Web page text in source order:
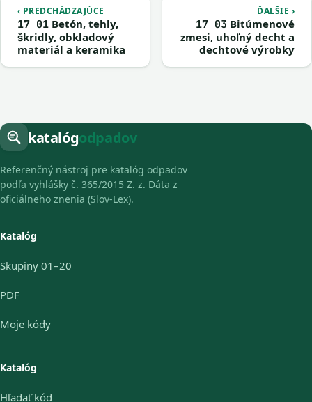
‹ PREDCHÁDZAJÚCE
17 01 Betón, tehly,
škridly, obkladový
materiál a keramika
ĎALŠIE ›
17 03 Bitúmenové
zmesi, uhoľný decht a
dechtové výrobky
katalógodpadov
Referenčný nástroj pre katalóg odpadov
podľa vyhlášky č. 365/2015 Z. z. Dáta z
oficiálneho znenia (Slov-Lex).
Katalóg
Skupiny 01–20
PDF
Moje kódy
Katalóg
Hľadať kód